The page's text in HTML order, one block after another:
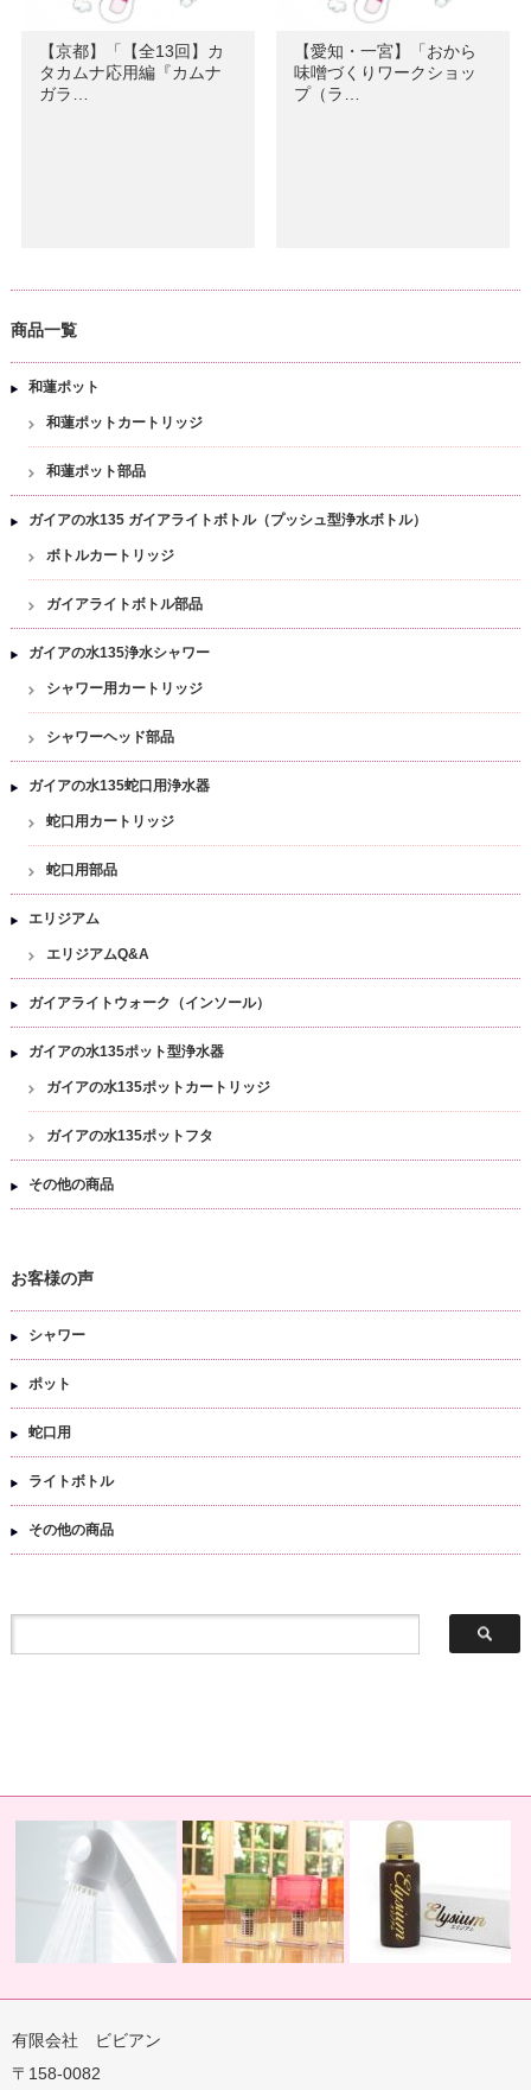
【京都】「【全13回】カ
タカムナ応用編『カムナ
ガラ…
【愛知・一宮】「おから
味噌づくりワークショッ
プ（ラ…
商品一覧
和蓮ポット
和蓮ポットカートリッジ
和蓮ポット部品
ガイアの水135 ガイアライトボトル（プッシュ型浄水ボトル）
ボトルカートリッジ
ガイアライトボトル部品
ガイアの水135浄水シャワー
シャワー用カートリッジ
シャワーヘッド部品
ガイアの水135蛇口用浄水器
蛇口用カートリッジ
蛇口用部品
エリジアム
エリジアムQ&A
ガイアライトウォーク（インソール）
ガイアの水135ポット型浄水器
ガイアの水135ポットカートリッジ
ガイアの水135ポットフタ
その他の商品
お客様の声
シャワー
ポット
蛇口用
ライトボトル
その他の商品
用地球の恵みを シャワー
有限会社 ビビアン
〒158-0082